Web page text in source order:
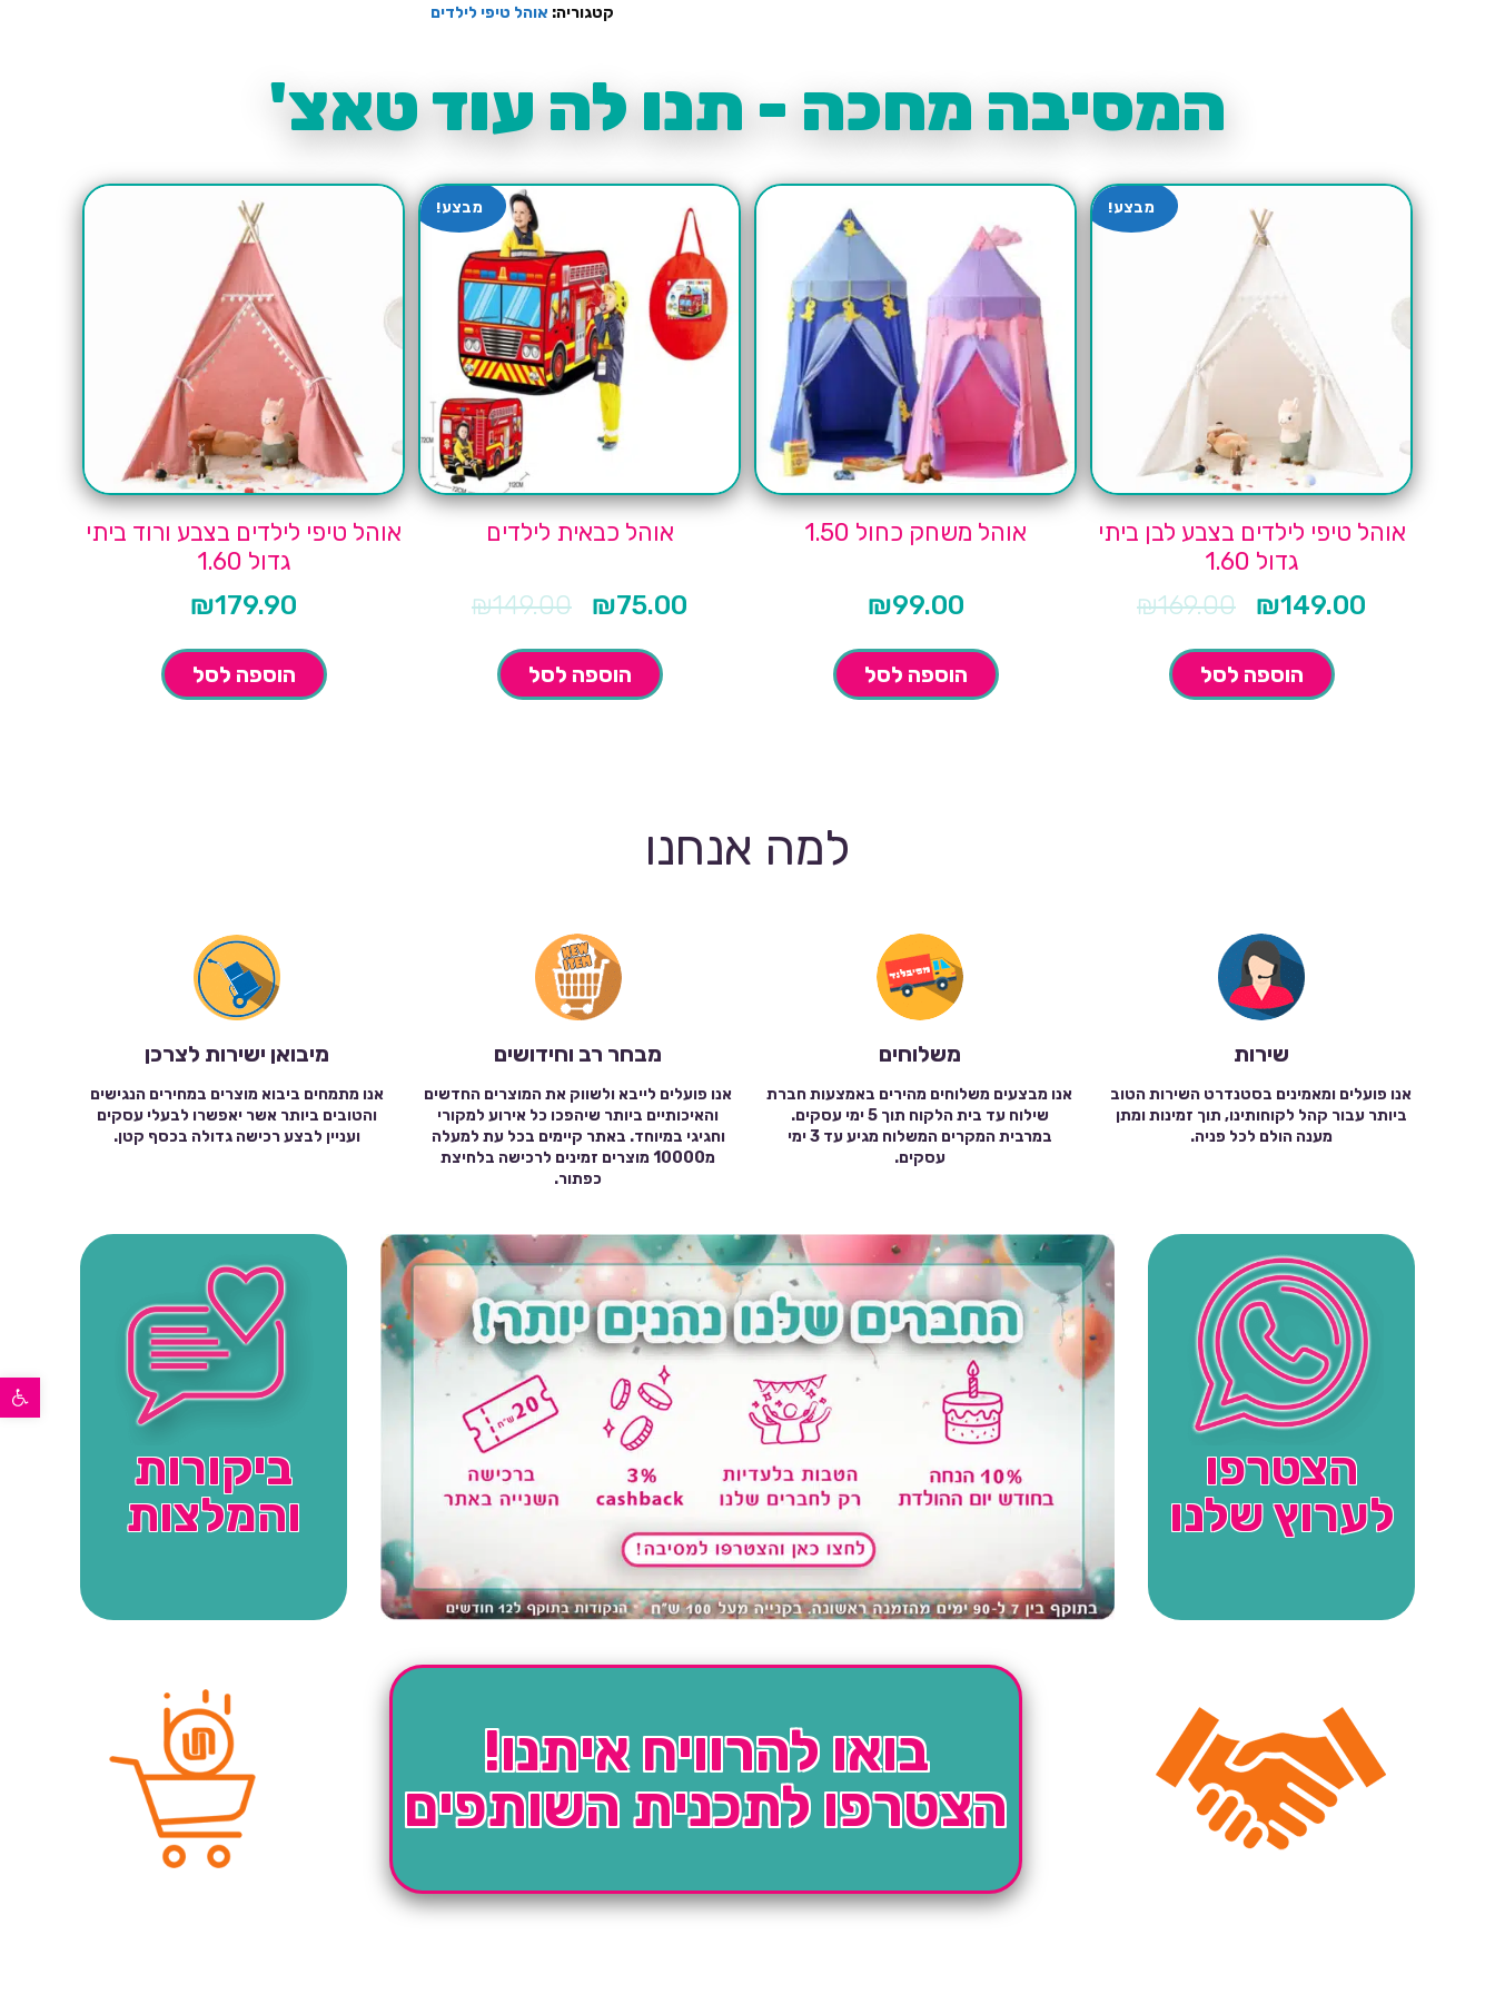
פתח סרגל נגישות
קטגוריה: אוהל טיפי לילדים
המסיבה מחכה - תנו לה עוד טאצ'
מבצע!
אוהל טיפי לילדים בצבע לבן ביתי
גדול 1.60
₪169.00
המחיר
המקורי
₪169.00.
₪149.00
הוספה לסל
אוהל משחק כחול 1.50
₪99.00
הוספה לסל
מבצע!
אוהל כבאית לילדים
₪149.00
המחיר
המקורי
₪149.00.
₪75.00
הוספה לסל
אוהל טיפי לילדים בצבע ורוד ביתי
גדול 1.60
₪179.90
הוספה לסל
למה אנחנו
שירות
אנו פועלים ומאמינים בסטנדרט השירות הטוב
ביותר עבור קהל לקוחותינו, תוך זמינות ומתן
מענה הולם לכל פניה.
משלוחים
אנו מבצעים משלוחים מהירים באמצעות חברת
שילוח עד בית הלקוח תוך 5 ימי עסקים.
במרבית המקרים המשלוח מגיע עד 3 ימי
עסקים.
מבחר רב וחידושים
אנו פועלים לייבא ולשווק את המוצרים החדשים
והאיכותיים ביותר שיהפכו כל אירוע למקורי
וחגיגי במיוחד. באתר קיימים בכל עת למעלה
מ10000 מוצרים זמינים לרכישה בלחיצת
כפתור.
מיבואן ישירות לצרכן
אנו מתמחים ביבוא מוצרים במחירים הנגישים
והטובים ביותר אשר יאפשרו לבעלי עסקים
ועניין לבצע רכישה גדולה בכסף קטן.
הצטרפו
לערוץ שלנו
ביקורות
והמלצות
בואו להרוויח איתנו!
הצטרפו לתכנית השותפים